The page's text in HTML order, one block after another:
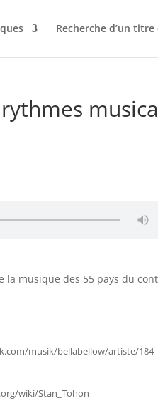
Recherche d’un
la musique des 55 pays du
musik/bellabellow/artiste/184
wiki/Stan_Tohon